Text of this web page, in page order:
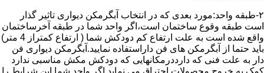
۲-طبقه واحد:مورد بعدی که در انتخاب آبگرمکن دیواری تاثیر گذار
است طبقه وقوع ساختمان است،اگر واحد شما در طبقه آخرساختمان
واقع شده است به علت ارتفاع کم دودکش شما ( ارتفاع کمتراز 4 متر)
باید حتما از آبگرمکن های فن داراستفاده نمایید.آبگرمکن دیواری فن
دار به علت فنی که دارددرمکانهایی که دودکش مکش مناسبی ندارد
کمک به خروج محصولات احتراق می نماید.اگر واحد شما این شرایط را